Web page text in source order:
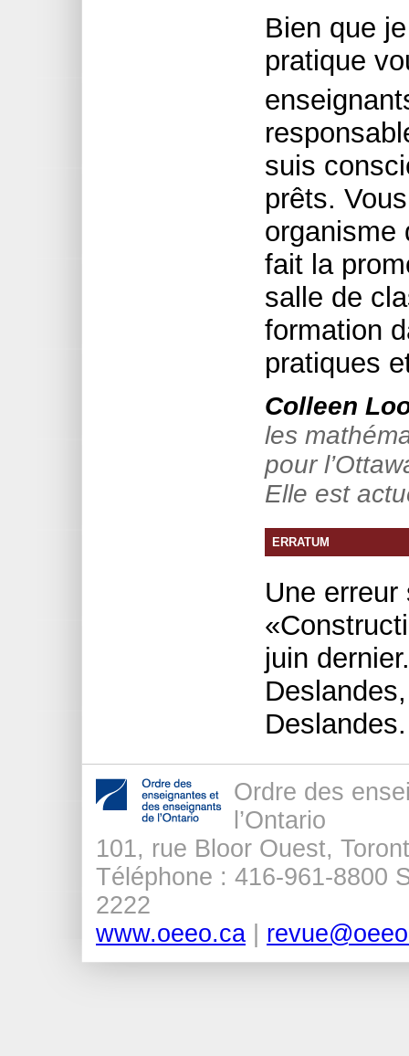
Bien que
pratique
suis
prêts.
organisme
fait la
salle de
formation
pratiques
Colleen
les
pour
Elle est
ERRATUM
Une erreur
juin
Deslandes.
Ordre des
l’Ontario
101, rue Bloor Ouest,
Téléphone : 416-961-8800
2222
www.oeeo.ca